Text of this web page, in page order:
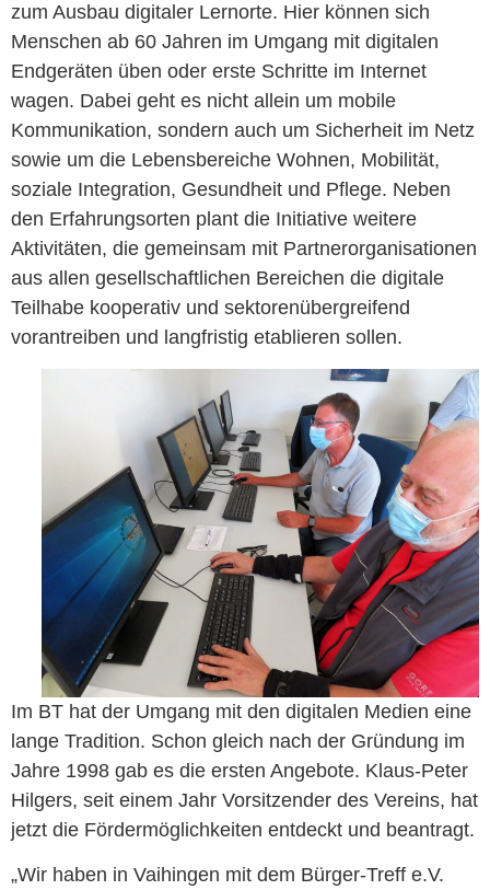
zum Ausbau digitaler Lernorte. Hier können sich
Menschen ab 60 Jahren im Umgang mit digitalen
Endgeräten üben oder erste Schritte im Internet
wagen. Dabei geht es nicht allein um mobile
Kommunikation, sondern auch um Sicherheit im Netz
sowie um die Lebensbereiche Wohnen, Mobilität,
soziale Integration, Gesundheit und Pflege. Neben
den Erfahrungsorten plant die Initiative weitere
Aktivitäten, die gemeinsam mit Partnerorganisationen
aus allen gesellschaftlichen Bereichen die digitale
Teilhabe kooperativ und sektorenübergreifend
vorantreiben und langfristig etablieren sollen.
Im BT hat der Umgang mit den digitalen Medien eine
lange Tradition. Schon gleich nach der Gründung im
Jahre 1998 gab es die ersten Angebote. Klaus-Peter
Hilgers, seit einem Jahr Vorsitzender des Vereins, hat
jetzt die Fördermöglichkeiten entdeckt und beantragt.
„Wir haben in Vaihingen mit dem Bürger-Treff e.V.